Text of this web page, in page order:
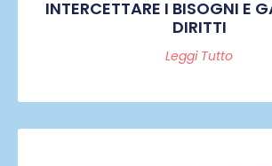
INTERCETTARE I BISOGNI E
DIRITTI
Leggi Tutto